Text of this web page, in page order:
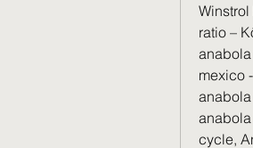
ratio –
mexico
anabola
cycle,